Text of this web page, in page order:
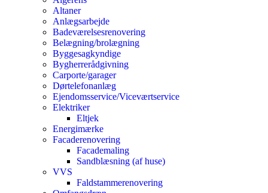
Altaner
Anlægsarbejde
Badeværelsesrenovering
Belægning/brolægning
Byggesagkyndige
Bygherrerådgivning
Carporte/garager
Dørtelefonanlæg
Ejendomsservice/Viceværtservice
Elektriker
Eltjek
Energimærke
Facaderenovering
Facademaling
Sandblæsning (af huse)
VVS
Faldstammerenovering